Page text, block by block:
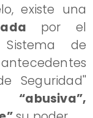
existe una
por el
de
Seguridad''
“abusiva”,